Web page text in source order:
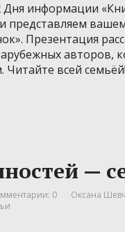
информации
представляем
Презентация
авторов,
Читайте всей
—
0 Оксана